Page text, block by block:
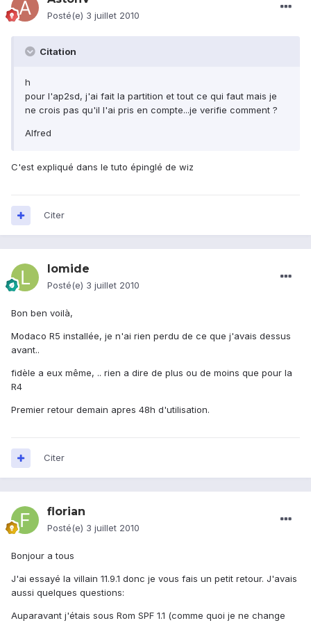
Posté(e) 3 juillet 2010
Citation
h
pour l'ap2sd, j'ai fait la partition et tout ce qui faut mais je
ne crois pas qu'il l'ai pris en compte...je verifie comment ?
Alfred
C'est expliqué dans le tuto épinglé de wiz
Citer
lomide
Posté(e) 3 juillet 2010
Bon ben voilà,
Modaco R5 installée, je n'ai rien perdu de ce que j'avais dessus
avant..
fidèle a eux même, .. rien a dire de plus ou de moins que pour la
R4
Premier retour demain apres 48h d'utilisation.
Citer
florian
Posté(e) 3 juillet 2010
Bonjour a tous
J'ai essayé la villain 11.9.1 donc je vous fais un petit retour. J'avais
aussi quelques questions:
Auparavant j'étais sous Rom SPF 1.1 (comme quoi je ne change